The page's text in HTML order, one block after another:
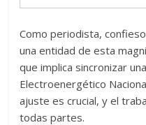
Como periodista,
una entidad de esta
que implica sincronizar
Electroenergético
ajuste es crucial, y el
todas partes.